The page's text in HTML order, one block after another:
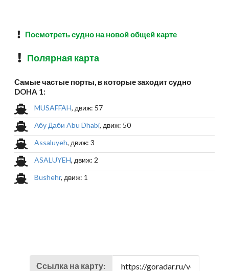
Посмотреть судно на новой общей карте
Полярная карта
Самые частые порты, в которые заходит судно
DOHA 1:
MUSAFFAH, движ: 57
Абу Даби Abu Dhabi, движ: 50
Assaluyeh, движ: 3
ASALUYEH, движ: 2
Bushehr, движ: 1
Ссылка на карту: